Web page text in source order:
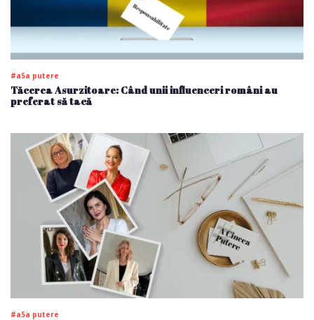
#a5a putere
Tăcerea Asurzitoare: Când unii influenceri români au
preferat să tacă
#a5a putere